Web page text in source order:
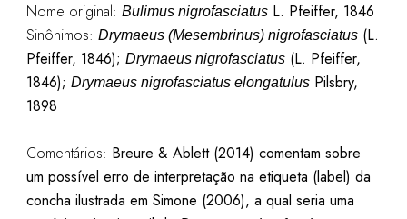
Nome original: Bulimus nigrofasciatusL. Pfeiffer, 1846
Sinônimos: Drymaeus (Mesembrinus) nigrofasciatus(L.
Pfeiffer, 1846); Drymaeus nigrofasciatus(L. Pfeiffer,
1846); Drymaeus nigrofasciatus elongatulusPilsbry,
1898
Comentários: Breure & Ablett (2014) comentam sobre
um possível erro de interpretação na etiqueta (label) da
concha ilustrada em Simone (2006), a qual seria uma